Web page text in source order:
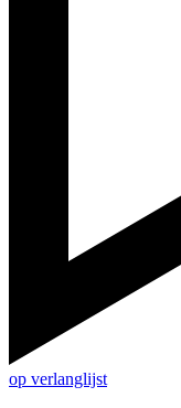
op verlanglijst